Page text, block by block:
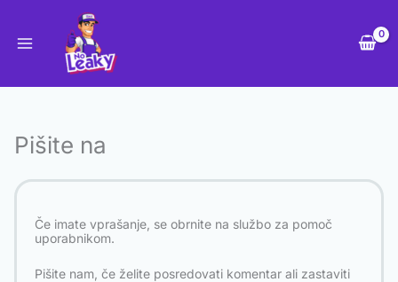
content
Pišite na
Če imate vprašanje, se obrnite na službo za pomoč
uporabnikom.
Pišite nam, če želite posredovati komentar ali zastaviti